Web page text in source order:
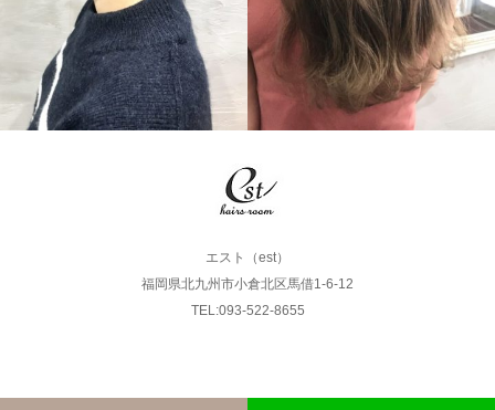
SHORT
LONG
エスト（est）
福岡県北九州市小倉北区馬借1-6-12
TEL:093-522-8655